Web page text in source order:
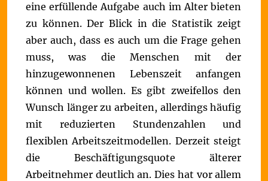
eine erfüllende Aufgabe auch im Alter bieten
zu können. Der Blick in die Statistik zeigt
aber auch, dass es auch um die Frage gehen
muss, was die Menschen mit der
hinzugewonnenen Lebenszeit anfangen
können und wollen. Es gibt zweifellos den
Wunsch länger zu arbeiten, allerdings häufig
mit reduzierten Stundenzahlen und
flexiblen Arbeitszeitmodellen. Derzeit steigt
die Beschäftigungsquote älterer
Arbeitnehmer deutlich an. Dies hat vor allem